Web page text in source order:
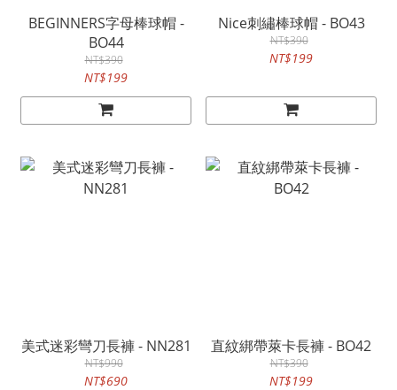
BEGINNERS字母棒球帽 -
BO44
NT$390
NT$199
Nice刺繡棒球帽 - BO43
NT$390
NT$199
美式迷彩彎刀長褲 - NN281
NT$990
NT$690
直紋綁帶萊卡長褲 - BO42
NT$390
NT$199